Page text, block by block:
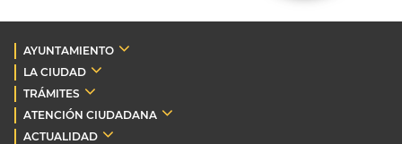
AYUNTAMIENTO
LA CIUDAD
TRÁMITES
ATENCIÓN CIUDADANA
ACTUALIDAD